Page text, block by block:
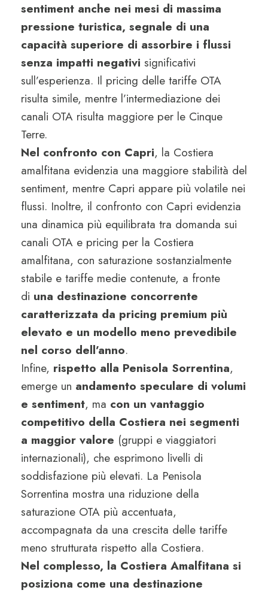
sentiment anche nei mesi di massima
pressione turistica, segnale di una
capacità superiore di assorbire i flussi
senza impatti negativi significativi
sull’esperienza. Il pricing delle tariffe OTA
risulta simile, mentre l’intermediazione dei
canali OTA risulta maggiore per le Cinque
Terre.
Nel confronto con Capri, la Costiera
amalfitana evidenzia una maggiore stabilità del
sentiment, mentre Capri appare più volatile nei
flussi. Inoltre, il confronto con Capri evidenzia
una dinamica più equilibrata tra domanda sui
canali OTA e pricing per la Costiera
amalfitana, con saturazione sostanzialmente
stabile e tariffe medie contenute, a fronte
di una destinazione concorrente
caratterizzata da pricing premium più
elevato e un modello meno prevedibile
nel corso dell’anno.
Infine, rispetto alla Penisola Sorrentina,
emerge un andamento speculare di volumi
e sentiment, ma con un vantaggio
competitivo della Costiera nei segmenti
a maggior valore (gruppi e viaggiatori
internazionali), che esprimono livelli di
soddisfazione più elevati. La Penisola
Sorrentina mostra una riduzione della
saturazione OTA più accentuata,
accompagnata da una crescita delle tariffe
meno strutturata rispetto alla Costiera.
Nel complesso, la Costiera Amalfitana si
posiziona come una destinazione